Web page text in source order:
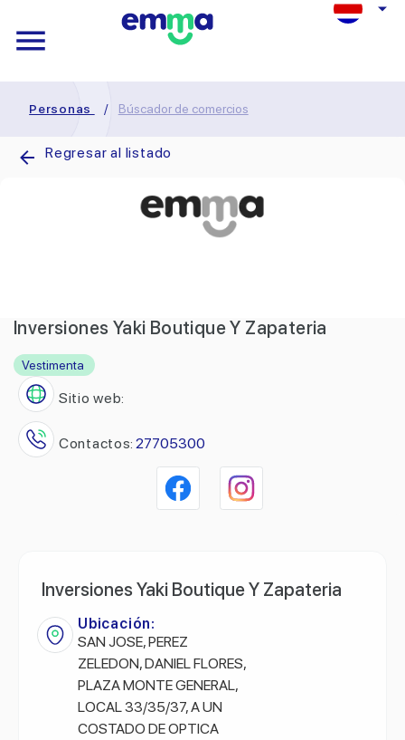
Personas / Búscador de comercios
Regresar al listado
Inversiones Yaki Boutique Y Zapateria
Vestimenta
Sitio web:
Contactos: 27705300
Inversiones Yaki Boutique Y Zapateria
Ubicación:
SAN JOSE, PEREZ
ZELEDON, DANIEL FLORES,
PLAZA MONTE GENERAL,
LOCAL 33/35/37, A UN
COSTADO DE OPTICA